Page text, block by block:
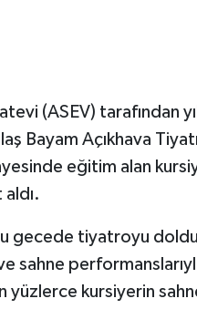
(ASEV) tarafından
Bayam Açıkhava
eğitim alan
gecede tiyatroyu
sahne
yüzlerce kursiyerin